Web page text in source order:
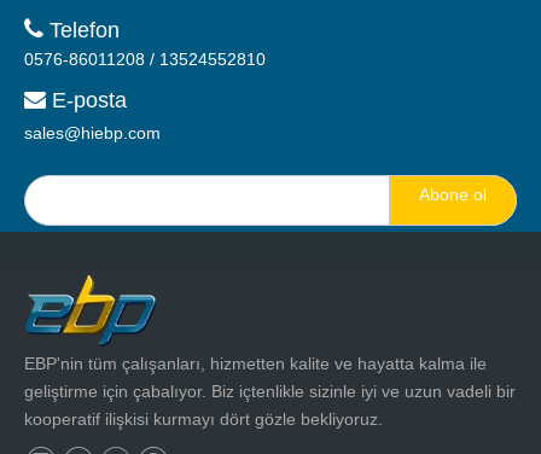
 Telefon
0576-86011208 / 13524552810
 E-posta
sales@hiebp.com
Abone ol
EBP'nin tüm çalışanları, hizmetten kalite ve hayatta kalma ile
geliştirme için çabalıyor. Biz içtenlikle sizinle iyi ve uzun vadeli bir
kooperatif ilişkisi kurmayı dört gözle bekliyoruz.